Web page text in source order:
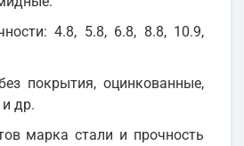
4.8, 5.8, 6.8, 8.8, 10.9,
покрытия, оцинкованные,
др.
марка стали и прочность